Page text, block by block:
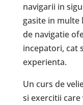
navigarii in
gasite in multe
de navigatie
incepatori, cat
experienta.
Un curs de
si exercitii